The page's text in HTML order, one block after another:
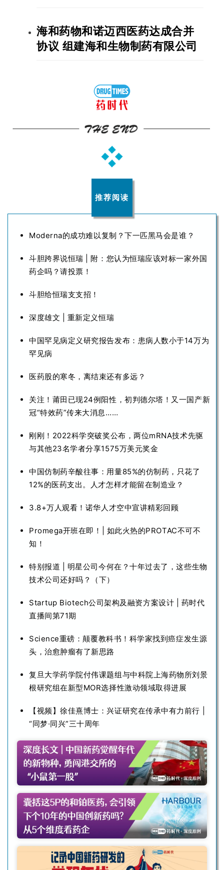
海和药物和诺迈西医药达成合并
协议 组建海和生物制药有限公司
推荐阅读
Moderna的成功难以复制？下一匹黑马会是谁？
斗胆跨界说恒瑞 | 附：您认为恒瑞应该对标一家外国
药企吗？请投票！
斗胆给恒瑞支支招！
深度雄文 | 重新定义恒瑞
中国罕见病定义研究报告发布：患病人数小于14万为
罕见病
医药股的寒冬，离结束还有多远？
关注！莆田已现24例阳性，初判德尔塔！又一国产新
冠“特效药”传来大消息……
刚刚！2022科学突破奖公布，两位mRNA技术先驱
与其他23名学者分享1575万美元奖金
中国仿制药辛酸往事：用量85%的仿制药，只花了
12%的医药支出。人才怎样才能留在制造业？
3.8+万人观看！诺华人才空中宣讲精彩回顾
Promega开班在即！| 如此火热的PROTAC不可不
知！
特别报道 | 明星公司今何在？十年过去了，这些生物
技术公司还好吗？（下）
Startup Biotech公司架构及融资方案设计 | 药时代
直播间第71期
Science重磅：颠覆教科书！科学家找到癌症发生源
头，治愈肿瘤有了新思路
复旦大学药学院付伟课题组与中科院上海药物所刘景
根研究组在新型MOR选择性激动领域取得进展
【视频】徐佳熹博士：兴证研究在传承中有力前行 |
“同梦·同兴”三十周年